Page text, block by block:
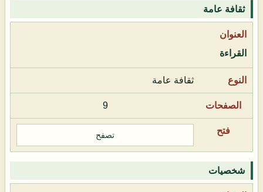
ثقافة عامة
القراءة
ثقافة عامة
9
تصفح
شخصيات